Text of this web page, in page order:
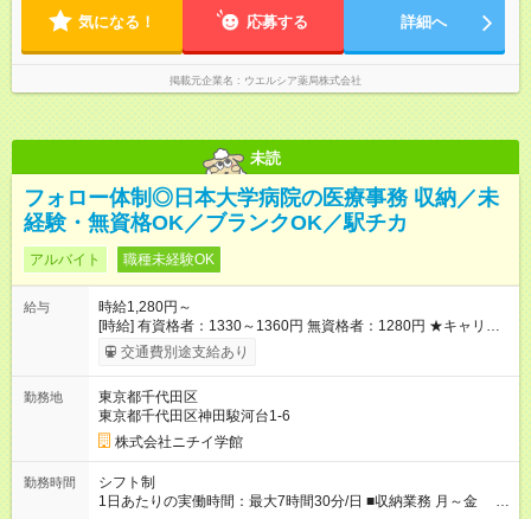
気になる！ 応募する 詳細へ
掲載元企業名 ウエルシア薬局株式会社
未読
フォロー体制◎日本大学病院の医療事務 収納／未
経験・無資格OK／ブランクOK／駅チカ
アルバイト 職種未経験OK
給与
時給1,280円～
[時給] 有資格者：1330～1360円 無資格者：1280円 ★キャリア
アップ制度あり 進級により給与がアップします！ 【試用期間】
試用期間あり 試用期間の長さ：3ヶ月 雇用形態、給与は本採用
交通費別途支給あり
勤務地
東京都千代田区
東京都千代田区神田駿河台1-6
株式会社ニチイ学館
勤務時間
シフト制
1日あたりの実働時間：最大7時間30分/日 ■収納業務 月～金